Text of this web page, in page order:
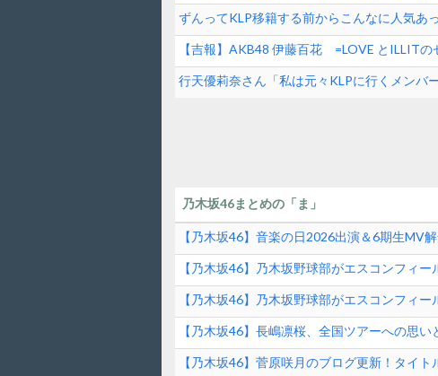
逆じゃね？
ずんってKLP移籍する前からこんなに人気あ
【吉報】AKB48 伊藤百花 =LOVE とILLIT
女性アイドル】
行天優莉奈さん「私は元々KLPに行くメンバ
乃木坂46まとめの「ま」
【乃木坂46】音楽の日2026出演＆6期生MV
ンド速報
【乃木坂46】乃木坂野球部がエスコンフィ
ファーストピッチの裏側とは？！
【乃木坂46】乃木坂野球部がエスコンフィ
【乃木坂46】長嶋凛桜、全国ツアーへの思
の素顔に迫る！
【乃木坂46】菅原咲月のブログ更新！タイ